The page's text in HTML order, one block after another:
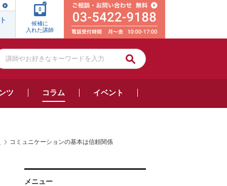
0
候補に
入れた講師
ツ コラム イベント
コミュニケーションの基本は信頼関係
メニュー